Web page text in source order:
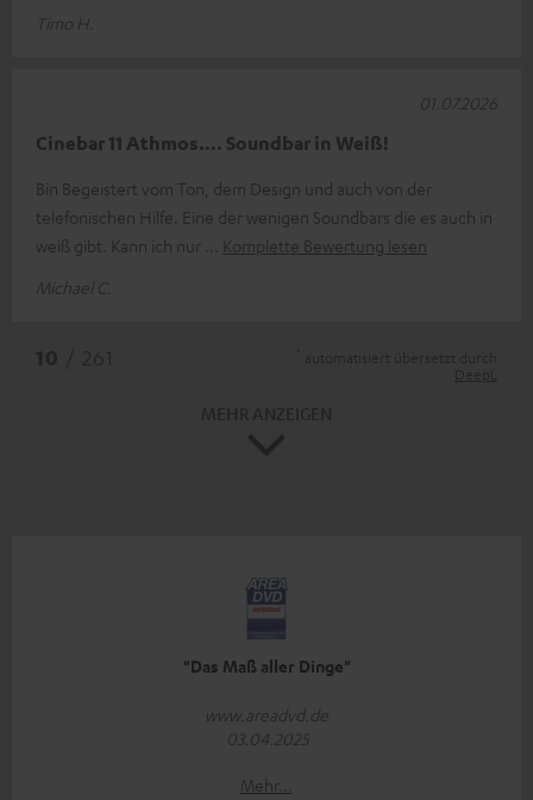
Timo H.
Cinebar 11 Athmos…. Soundbar in Weiß!
Bin Begeistert vom Ton, dem Design und auch von der
telefonischen Hilfe. Eine der wenigen Soundbars die es auch in
weiß gibt. Kann ich nur
Komplette Bewertung lesen
Michael C.
01.07.2026
"Das Maß aller Dinge"
www.areadvd.de
03.04.2025
Mehr...